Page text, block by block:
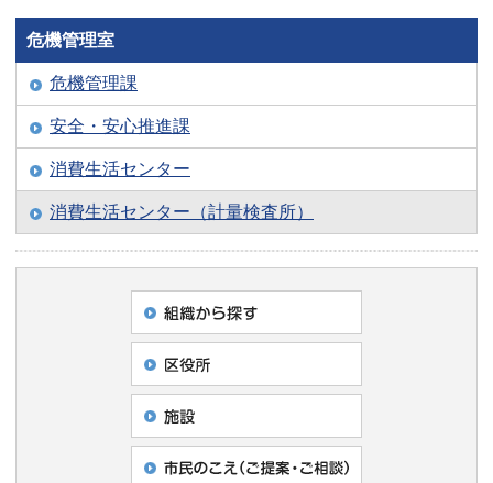
危機管理室
危機管理課
安全・安心推進課
消費生活センター
消費生活センター（計量検査所）